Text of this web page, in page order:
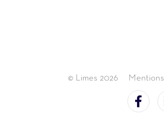
© Limes 2026